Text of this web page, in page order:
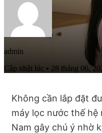
admin
Cập nhật lúc • 28 tháng 06,
Không cần lắp đặt
máy lọc nước thế hệ
Nam gây chú ý nhờ